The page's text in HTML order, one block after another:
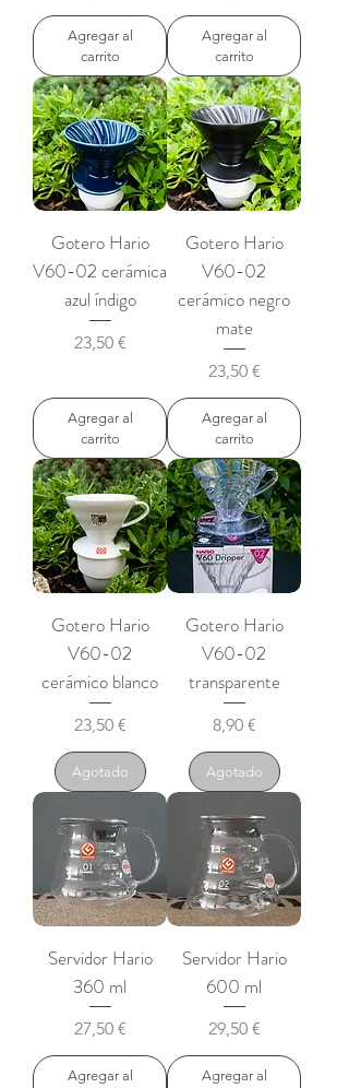
Agregar al
carrito
Agregar al
carrito
Gotero Hario
V60-02 cerámica
azul índigo
Precio
23,50 €
Agregar al
carrito
Gotero Hario
V60-02
cerámico negro
mate
Precio
23,50 €
Agregar al
carrito
Gotero Hario
V60-02
cerámico blanco
Precio
23,50 €
Agotado
Gotero Hario
V60-02
transparente
Precio
8,90 €
Agotado
Servidor Hario
360 ml
Precio
27,50 €
Agregar al
Servidor Hario
600 ml
Precio
29,50 €
Agregar al